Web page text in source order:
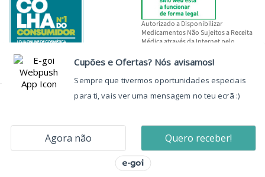
Autorizado a Disponibilizar
Medicamentos Não Sujeitos a Receita
Médica através da Internet pelo